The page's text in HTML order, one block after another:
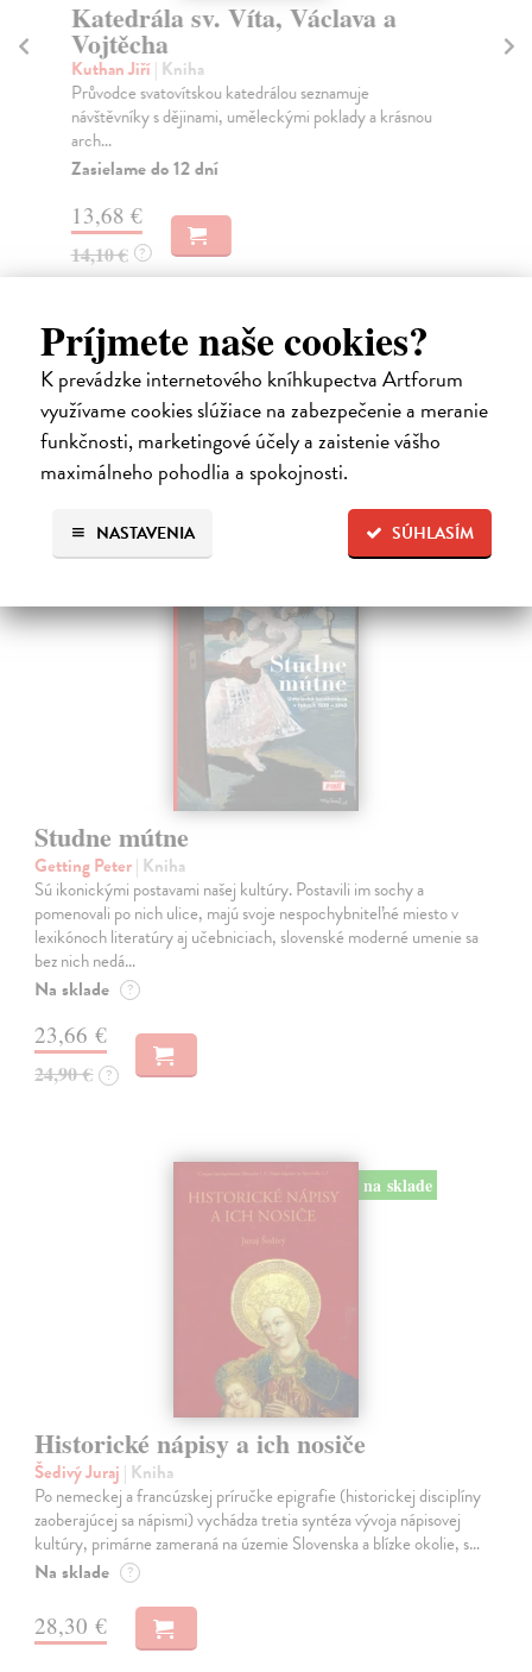
Príjmete naše cookies?
K prevádzke internetového kníhkupectva Artforum
využívame cookies slúžiace na zabezpečenie a meranie
funkčnosti, marketingové účely a zaistenie vášho
maximálneho pohodlia a spokojnosti.
SÚHLASÍM
NASTAVENIA
Katedrála sv. Víta, Václava a
Vojtěcha
Kuthan Jiří | Kniha
Průvodce svatovítskou katedrálou seznamuje
návštěvníky s dějinami, uměleckými poklady a krásnou
arch...
Zasielame do 12 dní
13,68 €
14,10 € ?
Ďalšie z kategórie slovenské a
české dejiny
Studne mútne
Getting Peter| Kniha
Sú ikonickými postavami našej kultúry. Postavili im sochy a
pomenovali po nich ulice, majú svoje nespochybniteľné miesto v
lexikónoch literatúry aj učebniciach, slovenské moderné umenie sa
bez nich nedá…
Na sklade ?
23,66 €
24,90 € ?
na sklade
Historické nápisy a ich nosiče
Šedivý Juraj | Kniha
Po nemeckej a francúzskej príručke epigrafie (historickej disciplíny
zaoberajúcej sa nápismi) vychádza tretia syntéza vývoja nápisovej
kultúry, primárne zameraná na územie Slovenska a blízke okolie, s…
Na sklade ?
28,30 €